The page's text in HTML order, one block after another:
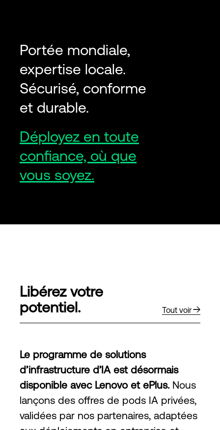
Portée mondiale,
expertise locale.
Sécurisé, conforme
et durable.
Déployez en toute
confiance, où que
vous soyez.
Libérez votre
potentiel.
Tout voir
Le programme de solutions
d’infrastructure d’IA est désormais
disponible avec Lenovo et ePlus. Nous
lançons des offres de pods IA privées,
validées par nos partenaires, adaptées